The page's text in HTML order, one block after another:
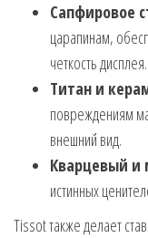
Сапфировое
царапинам,
четкость дисплея.
Титан и
повреждениям
внешний вид.
Кварцевый и
истинных
Tissot также делает